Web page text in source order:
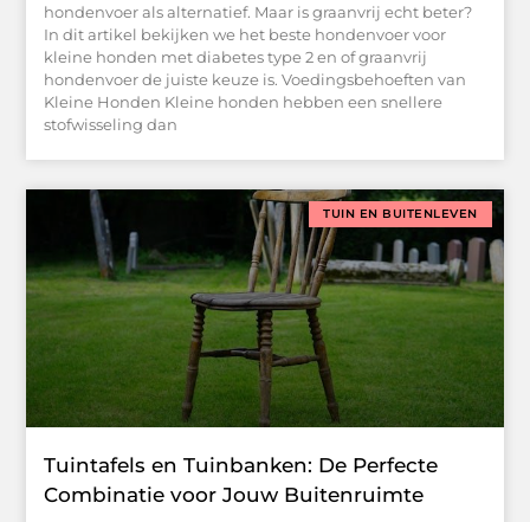
hondenvoer als alternatief. Maar is graanvrij echt beter?
In dit artikel bekijken we het beste hondenvoer voor
kleine honden met diabetes type 2 en of graanvrij
hondenvoer de juiste keuze is. Voedingsbehoeften van
Kleine Honden Kleine honden hebben een snellere
stofwisseling dan
TUIN EN BUITENLEVEN
Tuintafels en Tuinbanken: De Perfecte
Combinatie voor Jouw Buitenruimte